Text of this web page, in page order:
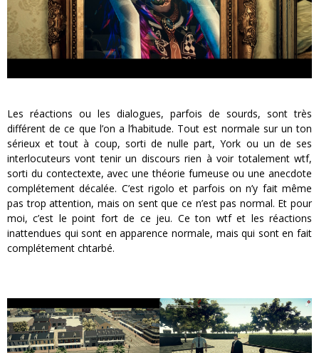
Les réactions ou les dialogues, parfois de sourds, sont très
différent de ce que l’on a l’habitude. Tout est normale sur un ton
sérieux et tout à coup, sorti de nulle part, York ou un de ses
interlocuteurs vont tenir un discours rien à voir totalement wtf,
sorti du contectexte, avec une théorie fumeuse ou une anecdote
complétement décalée. C’est rigolo et parfois on n’y fait même
pas trop attention, mais on sent que ce n’est pas normal. Et pour
moi, c’est le point fort de ce jeu. Ce ton wtf et les réactions
inattendues qui sont en apparence normale, mais qui sont en fait
complétement chtarbé.